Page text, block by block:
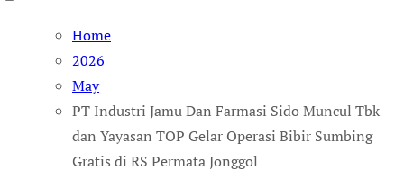
Home
2026
May
PT Industri Jamu Dan Farmasi Sido Muncul Tbk
dan Yayasan TOP Gelar Operasi Bibir Sumbing
Gratis di RS Permata Jonggol